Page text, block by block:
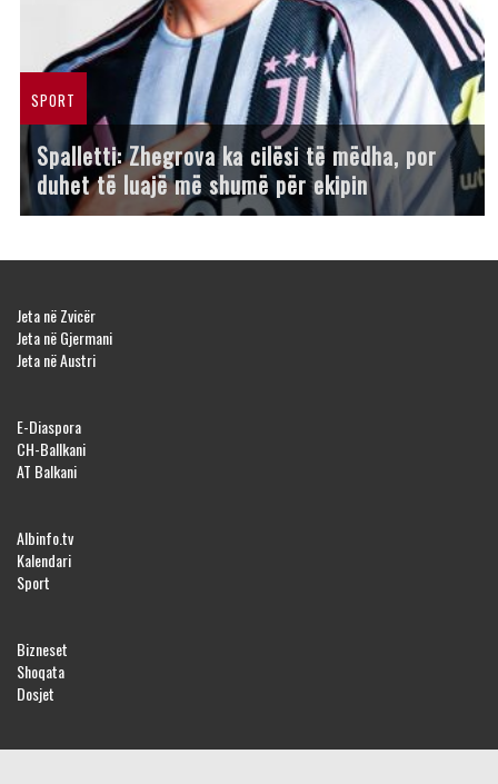
SPORT
Spalletti: Zhegrova ka cilësi të mëdha, por
duhet të luajë më shumë për ekipin
Jeta në Zvicër
Jeta në Gjermani
Jeta në Austri
E-Diaspora
CH-Ballkani
AT Balkani
Albinfo.tv
Kalendari
Sport
Bizneset
Shoqata
Dosjet